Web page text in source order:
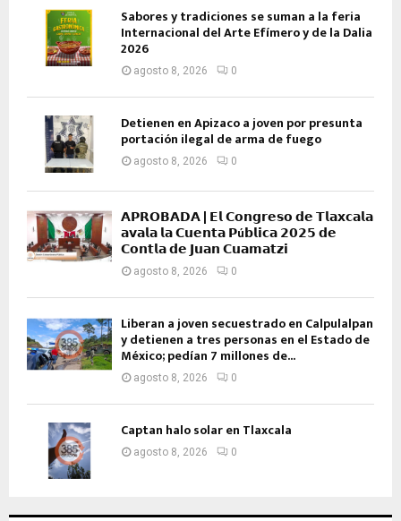
Sabores y tradiciones se suman a la feria
Internacional del Arte Efímero y de la Dalia
2026
agosto 8, 2026 0
Detienen en Apizaco a joven por presunta
portación ilegal de arma de fuego
agosto 8, 2026 0
𝗔𝗣𝗥𝗢𝗕𝗔𝗗𝗔 | 𝗘𝗹 𝗖𝗼𝗻𝗴𝗿𝗲𝘀𝗼 𝗱𝗲 𝗧𝗹𝗮𝘅𝗰𝗮𝗹𝗮
𝗮𝘃𝗮𝗹𝗮 𝗹𝗮 𝗖𝘂𝗲𝗻𝘁𝗮 𝗣ú𝗯𝗹𝗶𝗰𝗮 𝟮𝟬𝟮𝟱 𝗱𝗲
𝗖𝗼𝗻𝘁𝗹𝗮 𝗱𝗲 𝗝𝘂𝗮𝗻 𝗖𝘂𝗮𝗺𝗮𝘁𝘇𝗶
agosto 8, 2026 0
Liberan a joven secuestrado en Calpulalpan
y detienen a tres personas en el Estado de
México; pedían 7 millones de...
agosto 8, 2026 0
Captan halo solar en Tlaxcala
agosto 8, 2026 0